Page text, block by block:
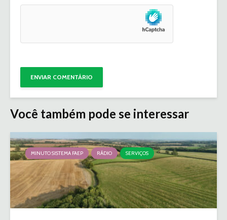
Você também pode se interessar
MINUTO SISTEMA FAEP RÁDIO SERVIÇOS